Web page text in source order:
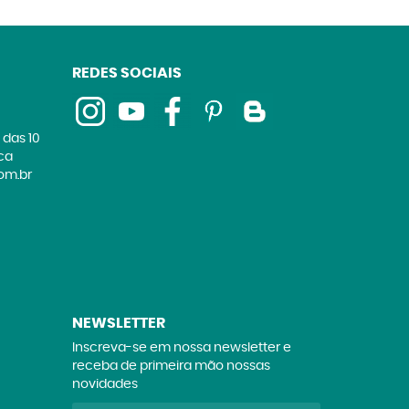
10
REDES SOCIAIS
NEWSLETTER
Inscreva-se em nossa newsletter e
receba de primeira mão nossas
novidades